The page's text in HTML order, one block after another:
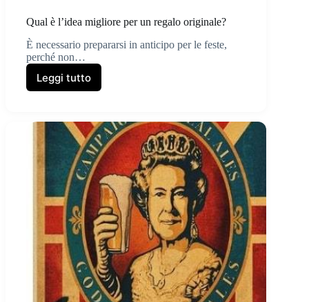
Qual è l’idea migliore per un regalo originale?
È necessario prepararsi in anticipo per le feste,
perché non…
Leggi tutto
Qual
migliore
per
un
regalo
originale?